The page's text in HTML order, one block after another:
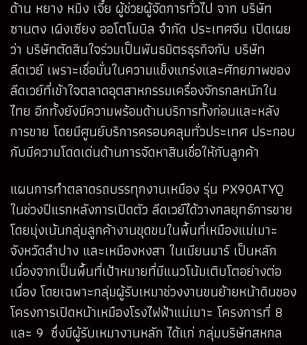
ด้าน หยาง หมิง เจี๋ย ผู้ช่วยผู้จัดการทั่วไป จาก บริษัท
ซานตง เผิงเซียง ออโตโมบิล จำกัด ประเทศจีน เปิดเผย
ว่า บริษัทตัดสินใจร่วมเป็นพันธมิตรธุรกิจกับ บริษัท
ลีดเวย์ เพราะเชื่อมั่นในความแข็งแกร่งและศักยภาพของ
ลีดเวย์ที่เข้าใจตลาดอุตสาหกรรมเครื่องจักรกลหนักใน
ไทย อีกทั้งยังมีความพร้อมด้านบริการทั้งก่อนและหลัง
การขาย โดยมีศูนย์บริการครอบคลุมทั่วประเทศ ประกอบ
กับมีความโดดเด่นด้านการจัดหาสินเชื่อให้กับลูกค้า
แผนการทำตลาดรถบรรทุกงานเหมือง รุ่น PX90ATYQ
ในช่วงปีแรกหลังการเปิดตัว ลีดเวย์ได้วางกลยุทธ์การขาย
โดยมุ่งเน้นกลุ่มลูกค้างานขุดขนในพื้นที่เหมืองแม่เมาะ
จังหวัดลำปาง และเหมืองหงสา ในเมียนมาร์ เป็นหลัก
เนื่องจากเป็นพื้นที่เป้าหมายที่มีแนวโน้มเติบโตอย่างต่อ
เนื่อง โดยเฉพาะกลุ่มผู้รับเหมาช่วงงานขนย้ายหน้าดินของ
โครงการเปิดหน้าเหมืองโรงไฟฟ้าแม่เมาะ โครงการที่ 8
และ 9 ซึ่งมีผู้รับเหมางานหลัก ได้แก่ กลุ่มบริษัทสหกล